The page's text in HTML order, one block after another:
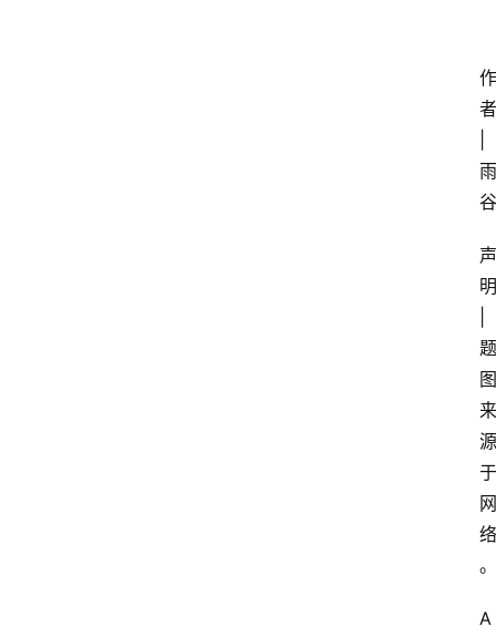
作
者
雨
谷
声
明
题
图
来
源
于
网
络
。
A